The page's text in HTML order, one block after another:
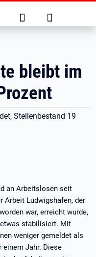
Suche Anmelden
bleibt im
Stellenbestand 19
an Arbeitslosen seit
Arbeit Ludwigshafen, der
war, erreicht wurde,
stabilisiert. Mit
weniger gemeldet als
einem Jahr. Diese